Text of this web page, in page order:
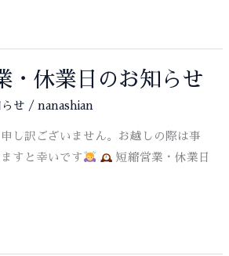
・休業日のお知らせ
せ /nanashian
し訳ございません。お越しの際は事
すと幸いです
短縮営業・休業日